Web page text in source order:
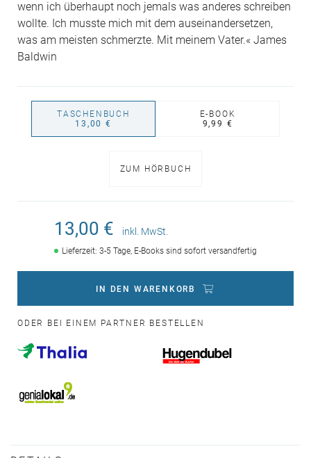
wenn ich überhaupt noch jemals was anderes schreiben
wollte. Ich musste mich mit dem auseinandersetzen,
was am meisten schmerzte. Mit meinem Vater.« James
Baldwin
TASCHENBUCH
13,00 €
E-BOOK
9,99 €
ZUM HÖRBUCH
13,00 € inkl. MwSt.
Lieferzeit: 3-5 Tage, E-Books sind sofort versandfertig
IN DEN WARENKORB
ODER BEI EINEM PARTNER BESTELLEN